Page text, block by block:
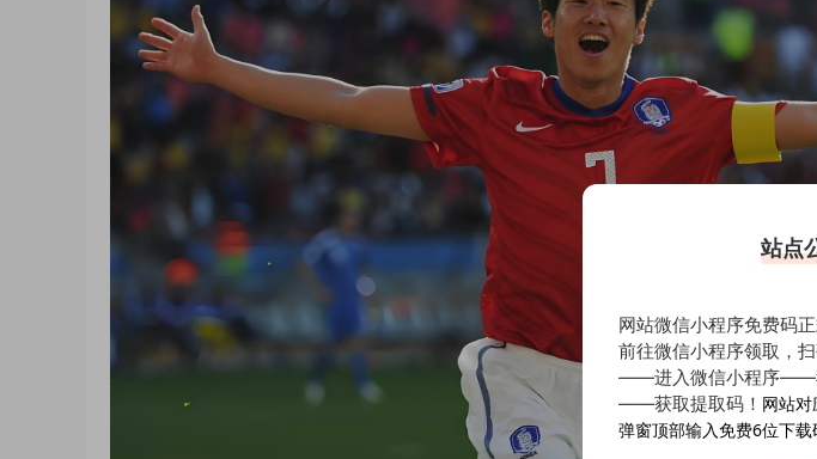
站点
网站微信小程序免费码
前往微信小程序领取，
——进入微信小程序——
——获取提取码！ 网站对
弹窗顶部输入免费6位下载